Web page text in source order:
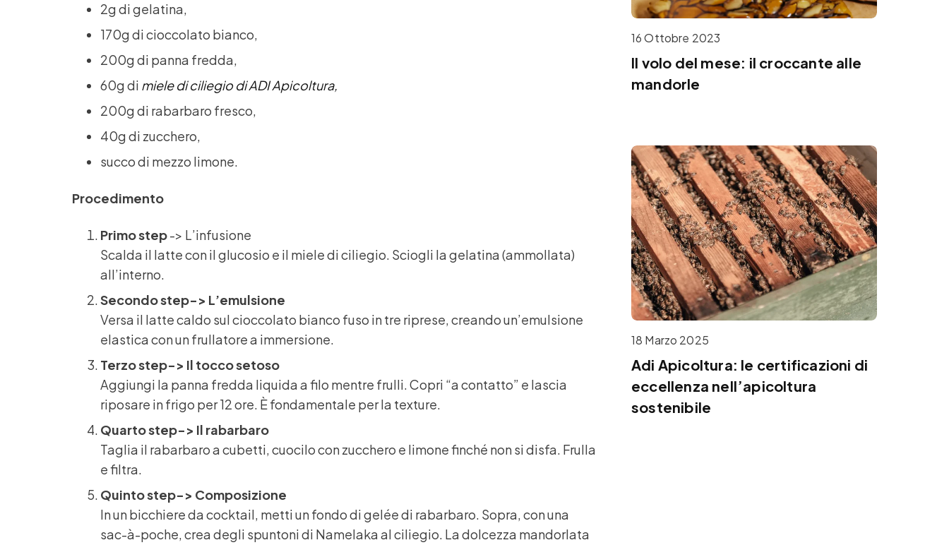
2g di gelatina,
170g di cioccolato bianco,
200g di panna fredda,
60g di miele di ciliegio di ADI Apicoltura,
200g di rabarbaro fresco,
40g di zucchero,
succo di mezzo limone.
Procedimento
Primo step-> L’infusione
Scalda il latte con il glucosio e il miele di ciliegio. Sciogli la gelatina (ammollata)
all’interno.
Secondo step-> L’emulsione
Versa il latte caldo sul cioccolato bianco fuso in tre riprese, creando un’emulsione
elastica con un frullatore a immersione.
Terzo step-> Il tocco setoso
Aggiungi la panna fredda liquida a filo mentre frulli. Copri “a contatto” e lascia
riposare in frigo per 12 ore. È fondamentale per la texture.
Quarto step-> Il rabarbaro
Taglia il rabarbaro a cubetti, cuocilo con zucchero e limone finché non si disfa. Frulla
e filtra.
Quinto step-> Composizione
In un bicchiere da cocktail, metti un fondo di gelée di rabarbaro. Sopra, con una
sac-à-poche, crea degli spuntoni di Namelaka al ciliegio. La dolcezza mandorlata
16 Ottobre 2023
Il volo del mese: il croccante alle
mandorle
18 Marzo 2025
Adi Apicoltura: le certificazioni di
eccellenza nell’apicoltura
sostenibile